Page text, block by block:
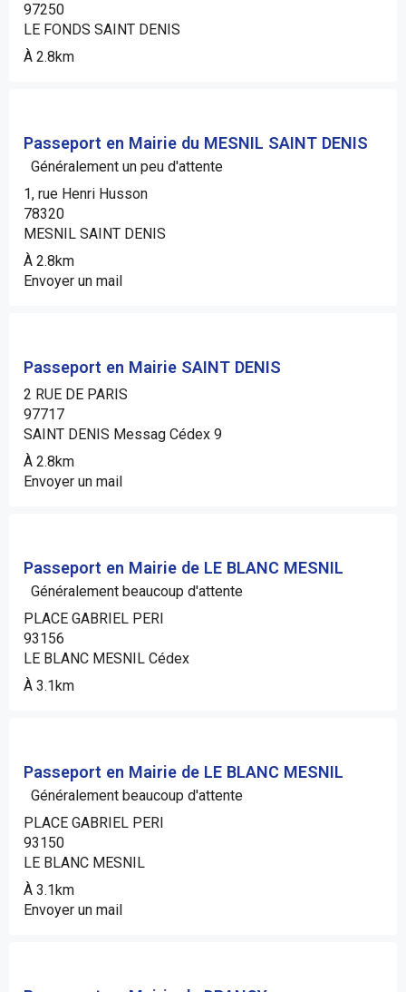
97250
LE FONDS SAINT DENIS
À 2.8km
Passeport en Mairie du MESNIL SAINT DENIS
Généralement un peu d'attente
1, rue Henri Husson
78320
MESNIL SAINT DENIS
À 2.8km
Envoyer un mail
Passeport en Mairie SAINT DENIS
2 RUE DE PARIS
97717
SAINT DENIS Messag Cédex 9
À 2.8km
Envoyer un mail
Passeport en Mairie de LE BLANC MESNIL
Généralement beaucoup d'attente
PLACE GABRIEL PERI
93156
LE BLANC MESNIL Cédex
À 3.1km
Passeport en Mairie de LE BLANC MESNIL
Généralement beaucoup d'attente
PLACE GABRIEL PERI
93150
LE BLANC MESNIL
À 3.1km
Envoyer un mail